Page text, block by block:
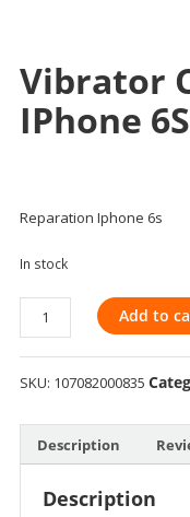
Vibrator
IPhone 6S
Reparation Iphone 6s
In stock
Vibrator
Compatible
For
iPhone
Add to
SKU: 107082000835
Description
Description